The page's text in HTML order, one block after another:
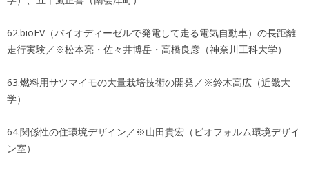
62.bioEV（バイオディーゼルで発電して走る電気自動車）の長距離
走行実験／※松本亮・佐々井博岳・高橋良彦（神奈川工科大学）
63.燃料用サツマイモの大量栽培技術の開発／※鈴木高広（近畿大
学）
64.関係性の住環境デザイン／※山田貴宏（ビオフォルム環境デザイ
ン室）